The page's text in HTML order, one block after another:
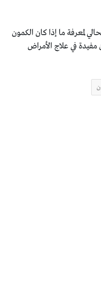
لمعرفة ما إذا كان الكمون
مفيدة في علاج الأمراض